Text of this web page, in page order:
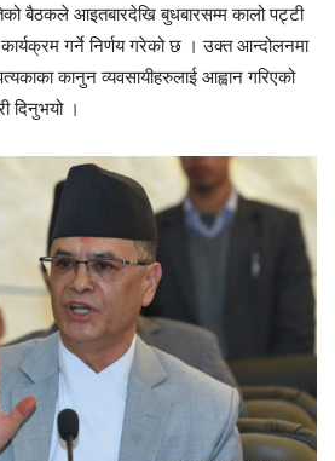
बैठकले आइतबारदेखि बुधबारसम्म कालो पट्टी
कार्यक्रम गर्ने निर्णय गरेको छ । उक्त आन्दोलनमा
कानुन व्यवसायीहरुलाई आह्वान गरिएको
दिनुभयो ।